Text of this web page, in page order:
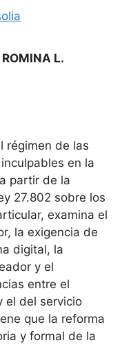
L.
régimen de las
en la
partir de la
27.802 sobre los
examina el
la exigencia de
digital, la
y el
entre el
el del servicio
que la reforma
y formal de la